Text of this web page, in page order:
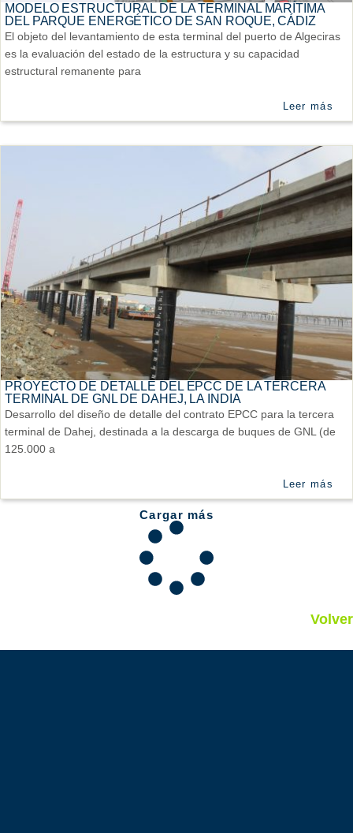
MODELO ESTRUCTURAL DE LA TERMINAL MARÍTIMA
DEL PARQUE ENERGÉTICO DE SAN ROQUE, CÁDIZ
El objeto del levantamiento de esta terminal del puerto de Algeciras
es la evaluación del estado de la estructura y su capacidad
estructural remanente para
Leer más
PROYECTO DE DETALLE DEL EPCC DE LA TERCERA
TERMINAL DE GNL DE DAHEJ, LA INDIA
Desarrollo del diseño de detalle del contrato EPCC para la tercera
terminal de Dahej, destinada a la descarga de buques de GNL (de
125.000 a
Leer más
Cargar más
Volver